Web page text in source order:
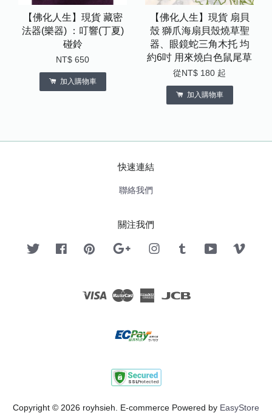
【佛化人生】現貨 藏密
法器(樂器) ：叮響(丁夏)
碰鈴
NT$ 650
加入購物車
【佛化人生】現貨 扇貝
殼 獅爪海扇貝殼燒草聖
器、眼鏡蛇三角木托 均
約6吋 用來燒白色鼠尾草
從NT$ 180 起
加入購物車
快速連結
聯絡我們
關注我們
Twitter FacebookPinterest Google InstagramTumblr YouTube
Visa Master American
Copyright © 2026 royhsieh. E-commerce Powered by EasyStore